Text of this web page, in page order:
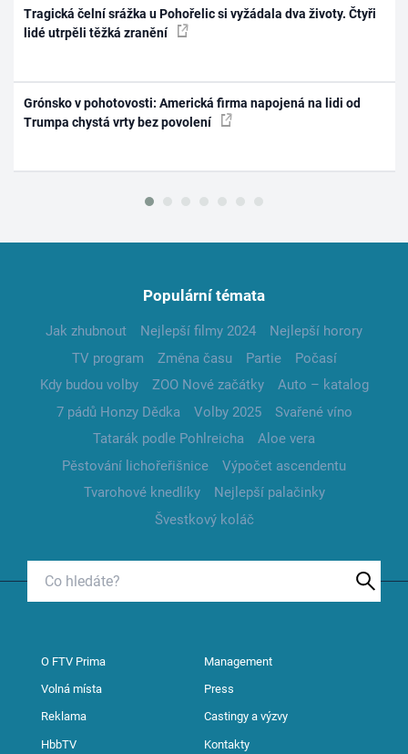
Tragická čelní srážka u Pohořelic si vyžádala dva životy. Čtyři
lidé utrpěli těžká zranění
Grónsko v pohotovosti: Americká firma napojená na lidi od
Trumpa chystá vrty bez povolení
Populární témata
Jak zhubnout Nejlepší filmy 2024
Nejlepší horory
TV program
Změna času Partie
Počasí
Kdy budou volby
ZOO Nové začátky
Auto – katalog
7 pádů Honzy Dědka
Volby 2025
Svařené víno
Tatarák podle Pohlreicha
Aloe vera
Pěstování lichořeřišnice
Výpočet ascendentu
Tvarohové knedlíky
Nejlepší palačinky
Švestkový koláč
O FTV Prima Management
Volná místa Press
Reklama Castingy a výzvy
HbbTV Kontakty